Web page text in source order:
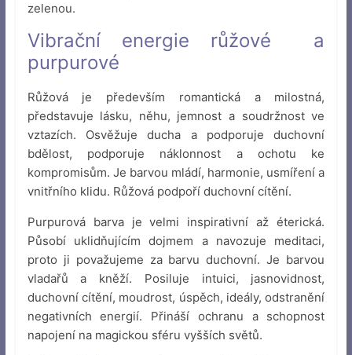
zelenou.
Vibrační energie růžové a
purpurové
Růžová je především romantická a milostná,
představuje lásku, něhu, jemnost a soudržnost ve
vztazích. Osvěžuje ducha a podporuje duchovní
bdělost, podporuje náklonnost a ochotu ke
kompromisům. Je barvou mládí, harmonie, usmíření a
vnitřního klidu. Růžová podpoří duchovní cítění.
Purpurová barva je velmi inspirativní až éterická.
Působí uklidňujícím dojmem a navozuje meditaci,
proto ji považujeme za barvu duchovní. Je barvou
vladařů a kněží. Posiluje intuici, jasnovidnost,
duchovní cítění, moudrost, úspěch, ideály, odstranění
negativních energií. Přináší ochranu a schopnost
napojení na magickou sféru vyšších světů.